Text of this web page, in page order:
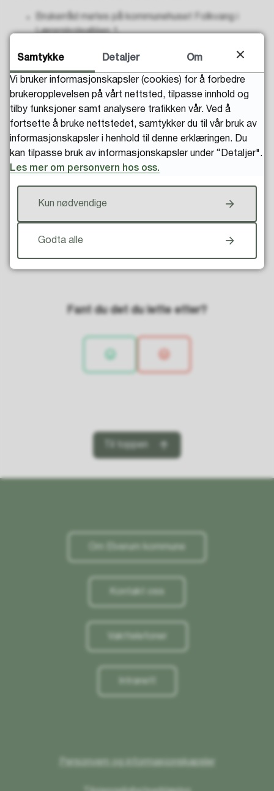
Brukerråd møtes på kommunehuset Folkvang i
Lærerskolealléen 1.
Hvem kan være med?
Alle som vil.
Her finner du brosjyre om brukerrådet(PDF, 3
MB)
For spørsmål, ta kontakt:
Telefon: 952 89 327
E-post:brukerrad@elverum.kommune.no
Fant du det du lette etter?
Samtykke Detaljer Om
Vi bruker informasjonskapsler (cookies) for å forbedre
brukeropplevelsen på vårt nettsted, tilpasse innhold og
tilby funksjoner samt analysere trafikken vår. Ved å
fortsette å bruke nettstedet, samtykker du til vår bruk av
informasjonskapsler i henhold til denne erklæringen. Du
kan tilpasse bruk av informasjonskapsler under “Detaljer".
Les mer om personvern hos oss.
Kun nødvendige
Godta alle